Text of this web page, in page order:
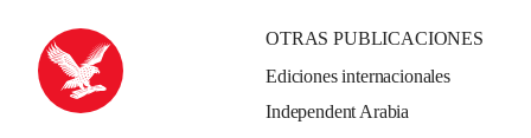
OTRAS PUBLICACIONES
Ediciones internacionales
Independent Arabia